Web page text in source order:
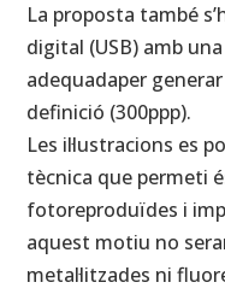
La proposta també
digital (USB) amb
adequadaper
definició (300ppp).
Les il·lustracions es
tècnica que permeti
fotoreproduïdes i
aquest motiu no
metal·litzades ni